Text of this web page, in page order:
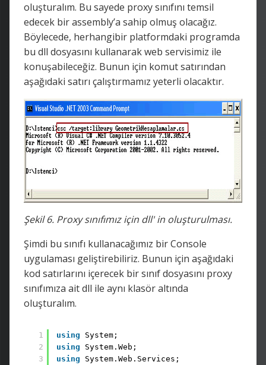
oluşturalım. Bu sayede proxy sınıfını temsil
edecek bir assembly’a sahip olmuş olacağız.
Böylecede, herhangibir platformdaki programda
bu dll dosyasını kullanarak web servisimiz ile
konuşabileceğiz. Bunun için komut satırından
aşağıdaki satırı çalıştırmamız yeterli olacaktır.
Şekil 6. Proxy sınıfımız için dll' in oluşturulması.
Şimdi bu sınıfı kullanacağımız bir Console
uygulaması geliştirebiliriz. Bunun için aşağıdaki
kod satırlarını içerecek bir sınıf dosyasını proxy
sınıfımıza ait dll ile aynı klasör altında
oluşturalım.
1
2
3
using
System;
using
System.Web;
using
System.Web.Services;